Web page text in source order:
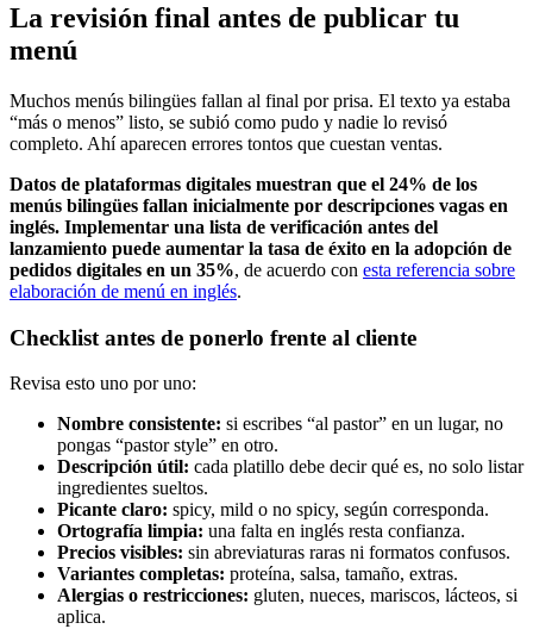
La revisión final antes de publicar tu
menú
Muchos menús bilingües fallan al final por prisa. El texto ya estaba
“más o menos” listo, se subió como pudo y nadie lo revisó
completo. Ahí aparecen errores tontos que cuestan ventas.
Datos de plataformas digitales muestran que el 24% de los
menús bilingües fallan inicialmente por descripciones vagas en
inglés. Implementar una lista de verificación antes del
lanzamiento puede aumentar la tasa de éxito en la adopción de
pedidos digitales en un 35%, de acuerdo con esta referencia sobre
elaboración de menú en inglés.
Checklist antes de ponerlo frente al cliente
Revisa esto uno por uno:
Nombre consistente: si escribes “al pastor” en un lugar, no
pongas “pastor style” en otro.
Descripción útil: cada platillo debe decir qué es, no solo listar
ingredientes sueltos.
Picante claro: spicy, mild o no spicy, según corresponda.
Ortografía limpia: una falta en inglés resta confianza.
Precios visibles: sin abreviaturas raras ni formatos confusos.
Variantes completas: proteína, salsa, tamaño, extras.
Alergias o restricciones: gluten, nueces, mariscos, lácteos, si
aplica.